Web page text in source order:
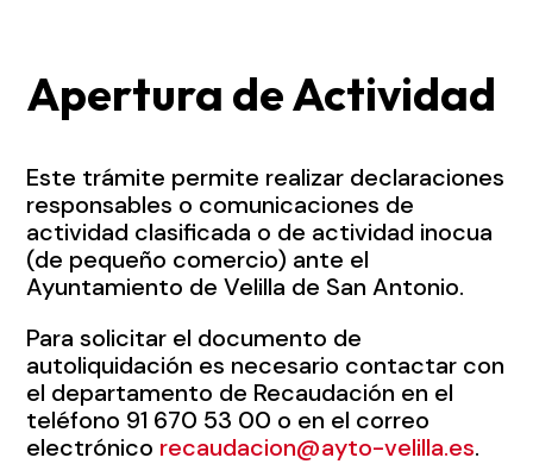
Apertura de Actividad
Este trámite permite realizar declaraciones
responsables o comunicaciones de
actividad clasificada o de actividad inocua
(de pequeño comercio) ante el
Ayuntamiento de Velilla de San Antonio.
Para solicitar el documento de
autoliquidación es necesario contactar con
el departamento de Recaudación en el
teléfono 91 670 53 00 o en el correo
electrónico recaudacion@ayto-velilla.es.